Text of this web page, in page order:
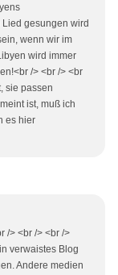
gesungen wird
wenn wir im
wird immer
/> <br /> <br
sie passen
ist, muß ich
es hier
/> <br /> <br />
verwaistes Blog
Andere medien